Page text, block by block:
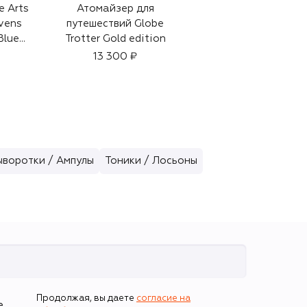
Arts
Атомайзер для
путешествий Globe
Trotter Gold edition
13 300 ₽
/ Ампулы Тоники / Лосьоны
Продолжая, вы даете согласие на